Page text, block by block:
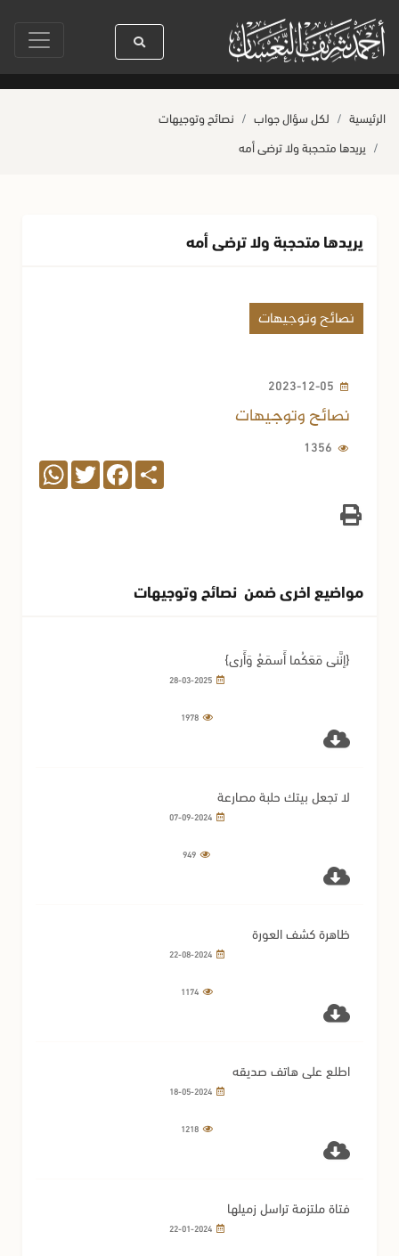
سيدنا رسول الله ﷺ كله رحمة صلاة آخر أربعاء من صفر
الرئيسية لكل سؤال جواب
نصائح وتوجيهات
يريدها متحجبة ولا ترضى أمه
يريدها متحجبة ولا ترضى أمه
نصائح وتوجيهات
2023-12-05
نصائح وتوجيهات
1356
Share
Facebook
Twitter
WhatsApp
مواضيع اخرى ضمن نصائح وتوجيهات
{إِنَّني مَعَكُما أَسمَعُ وَأَرى}
28-03-2025
1978
لا تجعل بيتك حلبة مصارعة
07-09-2024
ظاهرة كشف العورة
22-08-2024
1174
اطلع على هاتف صديقه
18-05-2024
1218
فتاة ملتزمة تراسل زميلها
22-01-2024